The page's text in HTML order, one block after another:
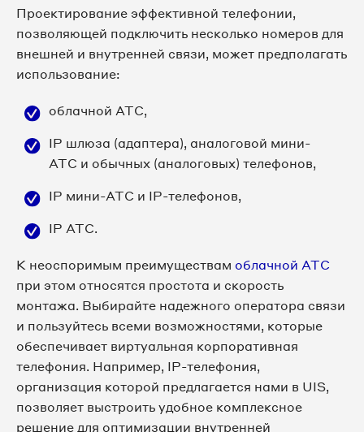
Проектирование эффективной телефонии,
позволяющей подключить несколько номеров для
внешней и внутренней связи, может предполагать
использование:
облачной АТС,
IP шлюза (адаптера), аналоговой мини-
АТС и обычных (аналоговых) телефонов,
IP мини-АТС и IP-телефонов,
IP АТС.
К неоспоримым преимуществам облачной АТС
при этом относятся простота и скорость
монтажа. Выбирайте надежного оператора связи
и пользуйтесь всеми возможностями, которые
обеспечивает виртуальная корпоративная
телефония. Например, IP-телефония,
организация которой предлагается нами в UIS,
позволяет выстроить удобное комплексное
решение для оптимизации внутренней